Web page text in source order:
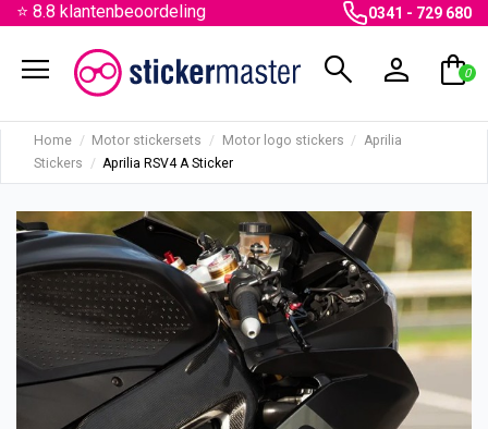
⭐ 8.8 klantenbeoordeling 0341 - 729 680
menu search person shopping_bag
0
Home Motor stickersets Motor logo stickers
Aprilia
Stickers
Aprilia RSV4 A Sticker